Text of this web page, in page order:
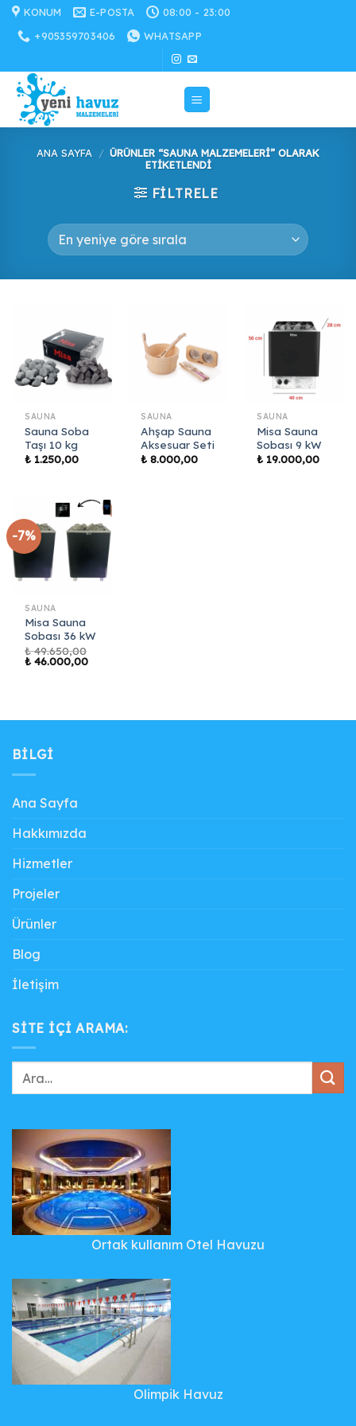
İçeriğe
atla
KONUM E-POSTA
08:00 - 23:00
+905359703406
WHATSAPP
ANA SAYFA / ÜRÜNLER “SAUNA MALZEMELERI” OLARAK
ETIKETLENDI
FILTRELE
SAUNA
Sauna Soba
Taşı 10 kg
₺ 1.250,00
SAUNA
Ahşap Sauna
Aksesuar Seti
₺ 8.000,00
SAUNA
Misa Sauna
Sobası 9 kW
₺ 19.000,00
-7%
SAUNA
Misa Sauna
Sobası 36 kW
₺49.650,00
Orijinal
fiyat:
₺ 46.000,00Şu
BILGI
Ana Sayfa
Hakkımızda
Hizmetler
Projeler
Ürünler
Blog
İletişim
SITE IÇI ARAMA:
Ortak kullanım Otel Havuzu
Olimpik Havuz